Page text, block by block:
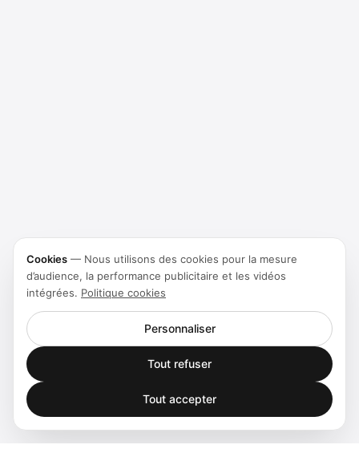
Cookies — Nous utilisons des cookies pour la mesure
d’audience, la performance publicitaire et les vidéos
intégrées. Politique cookies
Personnaliser
Tout refuser
Tout accepter